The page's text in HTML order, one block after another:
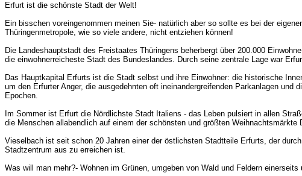
Erfurt ist die schönste Stadt der Welt!
Ein bisschen voreingenommen meinen Sie- natürlich aber so sollte es bei der
Thüringenmetropole, wie so viele andere, nicht entziehen können!
Die Landeshauptstadt des Freistaates Thüringens beherbergt über 200.000
die einwohnerreicheste Stadt des Bundeslandes. Durch seine zentrale Lage war
Das Hauptkapital Erfurts ist die Stadt selbst und ihre Einwohner: die historische
um den Erfurter Anger, die ausgedehnten oft ineinandergreifenden Parkanlagen
Epochen.
Im Sommer ist Erfurt die Nördlichste Stadt Italiens - das Leben pulsiert in allen
die Menschen allabendlich auf einem der schönsten und größten Weihnachtsmärkte
Vieselbach ist seit schon 20 Jahren einer der östlichsten Stadtteile Erfurts, der
Stadtzentrum aus zu erreichen ist.
Was will man mehr?- Wohnen im Grünen, umgeben von Wald und Feldern